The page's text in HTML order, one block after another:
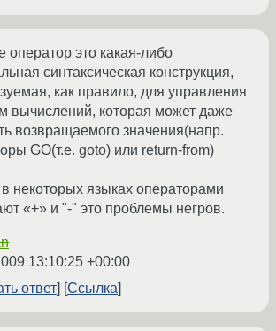
оператор это какая-либо
синтаксическая конструкция,
как правило, для управления
вычислений, которая может даже
возвращаемого значения(напр.
GO(т.е. goto) или return-from)
в некоторых языках операторами
«+» и "-" это проблемы негров.
13:10:25 +00:00
ответ
Ссылка